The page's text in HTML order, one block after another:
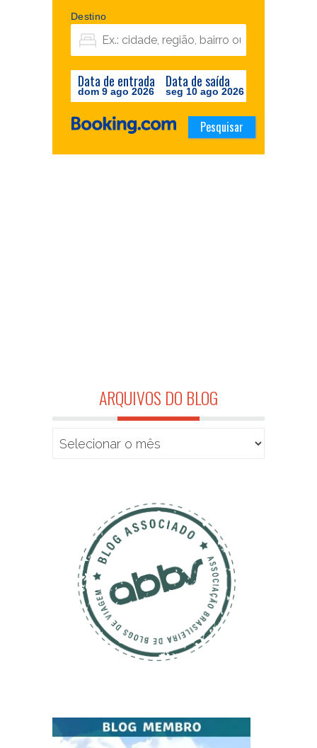
Destino
Data de entrada
dom 9 ago 2026
Data de saída
seg 10 ago 2026
ARQUIVOS DO BLOG